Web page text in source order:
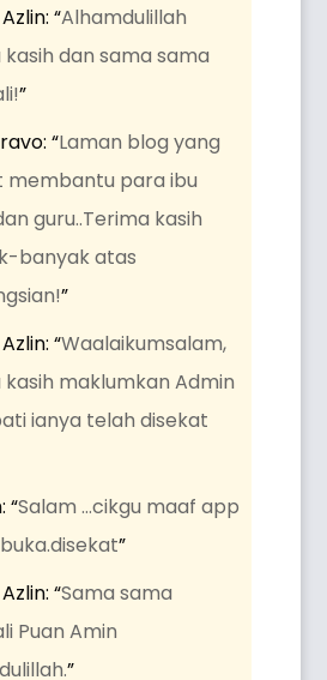
: “Alhamdulillah
dan sama sama
”
: “Laman blog yang
membantu para ibu
guru..Terima kasih
banyak atas
”
: “Waalaikumsalam,
maklumkan Admin
ianya telah disekat
: “Salam …cikgu maaf app
”
: “Sama sama
Puan Amin
”